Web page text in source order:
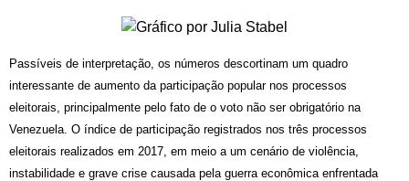
Passíveis de interpretação, os números descortinam um quadro
interessante de aumento da participação popular nos processos
eleitorais, principalmente pelo fato de o voto não ser obrigatório na
Venezuela. O índice de participação registrados nos três processos
eleitorais realizados em 2017, em meio a um cenário de violência,
instabilidade e grave crise causada pela guerra econômica enfrentada